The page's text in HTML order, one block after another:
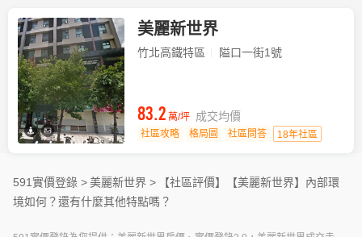
美麗新世界
竹北高鐵特區 隘口一街1號
社區攻略 格局圖 社區問答 18年社區
83.2 萬/坪 成交均價
591實價登錄 >美麗新世界 > 【社區評價】
【美麗新世界】內部環
境如何？還有什麼其他特點嗎？